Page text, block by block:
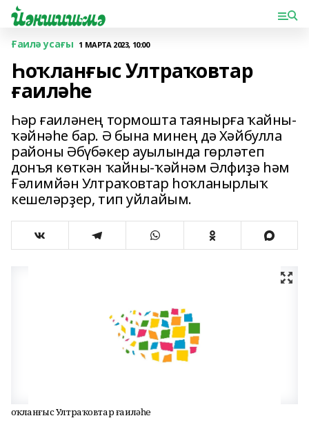
Ғаилә усағы 1 МАРТА 2023, 10:00
Һоҡланғыс Ултраҡовтар
ғаиләһе
Һәр ғаиләнең тормошта таянырға ҡайны-
ҡәйнәһе бар. Ә бына минең дә Хәйбулла
районы Әбүбәкер ауылында гөрләтеп
донъя көткән ҡайны-ҡәйнәм Әлфиҙә һәм
Ғәлимйән Ултраҡовтар һоҡланырлыҡ
кешеләрҙер, тип уйлайым.
Һоҡланғыс Ултраҡовтар ғаиләһе